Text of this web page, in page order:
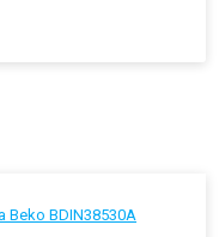
BDIN38530A